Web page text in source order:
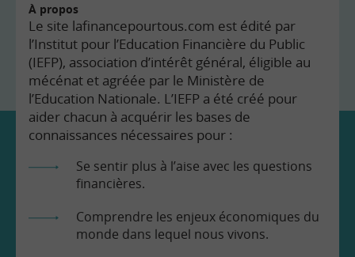
À propos
Le site lafinancepourtous.com est édité par
l’Institut pour l’Education Financière du Public
(IEFP), association d’intérêt général, éligible au
mécénat et agréée par le Ministère de
l’Education Nationale. L’IEFP a été créé pour
aider chacun à acquérir les bases de
connaissances nécessaires pour :
Se sentir plus à l’aise avec les questions
financières.
Comprendre les enjeux économiques du
monde dans lequel nous vivons.